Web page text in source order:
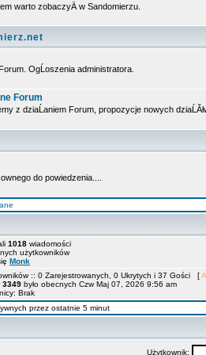
warto zobaczyÄ w Sandomierzu.
OgĹoszenia administratora.
Forum
z dziaĹaniem Forum, propozycje nowych
do powiedzenia....
1018 wiadomości
użytkowników
Monk
:: 0 Zarejestrowanych, 0 Ukrytych i 37 Gości [
3349 było obecnych Czw Maj 07, 2026 9:56 am
Brak
przez ostatnie 5 minut
Użytkownik: